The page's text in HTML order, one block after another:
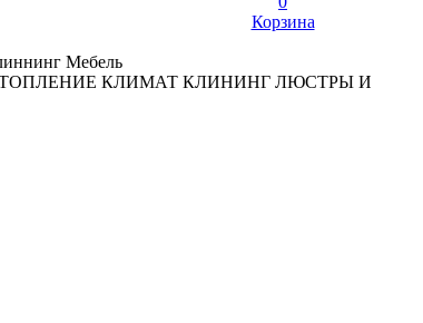
Корзина
Мебель
КЛИМАТ КЛИНИНГ ЛЮСТРЫ И